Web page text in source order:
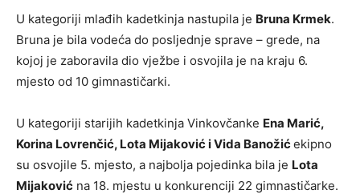
U kategoriji mlađih kadetkinja nastupila je Bruna Krmek.
Bruna je bila vodeća do posljednje sprave – grede, na
kojoj je zaboravila dio vježbe i osvojila je na kraju 6.
mjesto od 10 gimnastičarki.
U kategoriji starijih kadetkinja Vinkovčanke Ena Marić,
Korina Lovrenčić, Lota Mijaković i Vida Banožićekipno
su osvojile 5. mjesto, a najbolja pojedinka bila je Lota
Mijaković na 18. mjestu u konkurenciji 22 gimnastičarke.